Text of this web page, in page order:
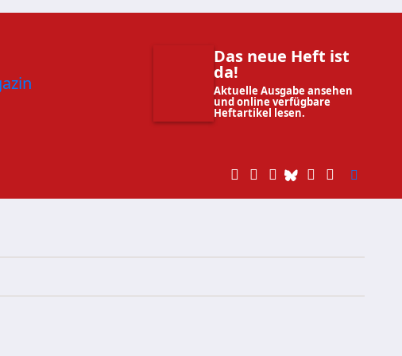
Das neue Heft ist
da!
Aktuelle Ausgabe ansehen
und online verfügbare
Heftartikel lesen.